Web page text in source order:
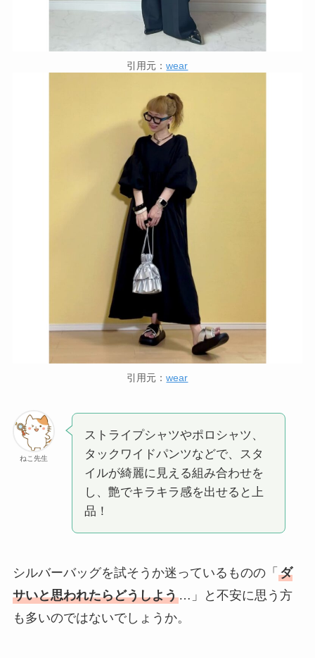
引用元：wear
引用元：wear
ねこ先生
ストライプシャツやポロシャツ、
タックワイドパンツなどで、スタ
イルが綺麗に見える組み合わせを
し、艶でキラキラ感を出せると上
品！
シルバーバッグを試そうか迷っているものの「 ダ
サいと思われたらどうしよう…」と不安に思う方
も多いのではないでしょうか。